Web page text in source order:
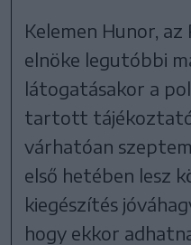
Kelemen Hunor,
elnöke legutóbbi
látogatásakor a
tartott
várhatóan
első hetében lesz
kiegészítés
hogy ekkor